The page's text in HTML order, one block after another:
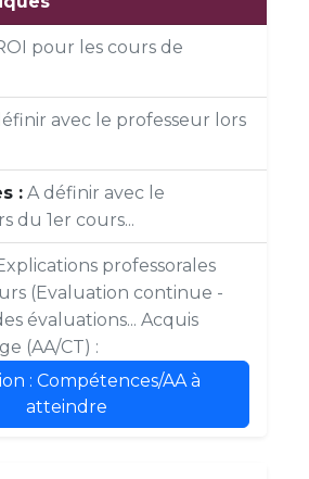
pour les cours de
avec le professeur lors
: A définir avec le
du 1er cours...
professorales
(Evaluation continue -
évaluations... Acquis
(AA/CT) :
: Compétences/AA à
atteindre